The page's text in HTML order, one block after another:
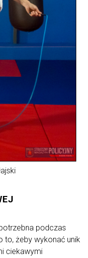
podczas
to, żeby wykonać unik
ciekawymi